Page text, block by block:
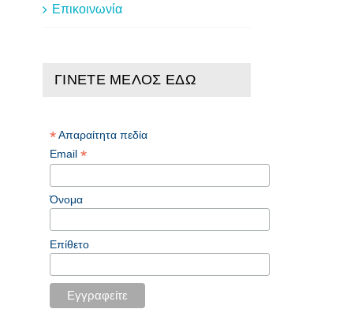
Επικοινωνία
ΓΙΝΕΤΕ ΜΕΛΟΣ ΕΔΩ
*Απαραίτητα πεδία
Email *
Όνομα
Επίθετο